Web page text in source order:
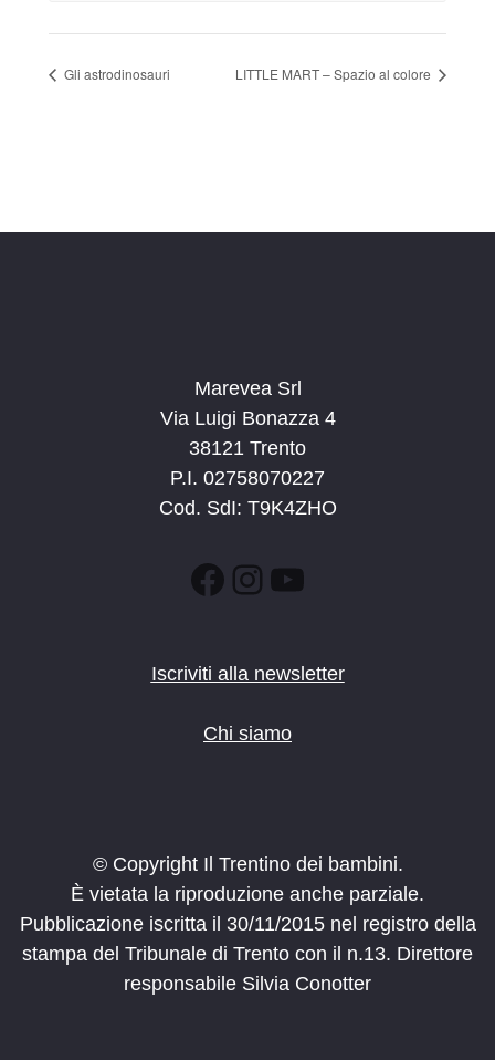
Gli astrodinosauri LITTLE MART – Spazio al colore
Marevea Srl
Via Luigi Bonazza 4
38121 Trento
P.I. 02758070227
Cod. SdI: T9K4ZHO
Facebook
Instagram
YouTube
Iscriviti alla newsletter
Chi siamo
© Copyright Il Trentino dei bambini.
È vietata la riproduzione anche parziale.
Pubblicazione iscritta il 30/11/2015 nel registro della
stampa del Tribunale di Trento con il n.13. Direttore
responsabile Silvia Conotter